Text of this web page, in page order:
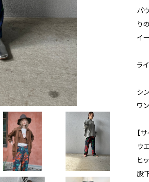
パ
り
イ
ラ
シ
ワ
【
ウ
ヒ
股